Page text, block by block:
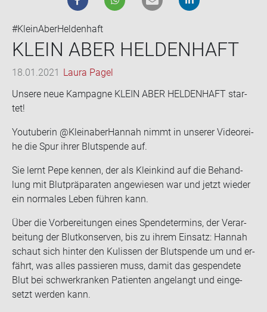
#KleinAberHeldenhaft
KLEIN ABER HEL­DEN­HAFT
18.01.2021 Laura Pagel
Un­se­re neue Kam­pa­gne KLEIN ABER HEL­DEN­HAFT star­
tet!
You­tube­rin @Kleinaber­Han­nah nimmt in un­se­rer Vi­de­orei­
he die Spur ihrer Blut­spen­de auf.
Sie lernt Pepe ken­nen, der als Klein­kind auf die Be­hand­
lung mit Blut­prä­pa­ra­ten an­ge­wie­sen war und jetzt wie­der
ein nor­ma­les Leben füh­ren kann.
Über die Vor­be­rei­tun­gen eines Spen­de­ter­mins, der Ver­ar­
bei­tung der Blut­kon­ser­ven, bis zu ihrem Ein­satz: Han­nah
schaut sich hin­ter den Ku­lis­sen der Blut­spen­de um und er­
fährt, was alles pas­sie­ren muss, damit das ge­spen­de­te
Blut bei schwer­kran­ken Pa­ti­en­ten an­ge­langt und ein­ge­
setzt wer­den kann.